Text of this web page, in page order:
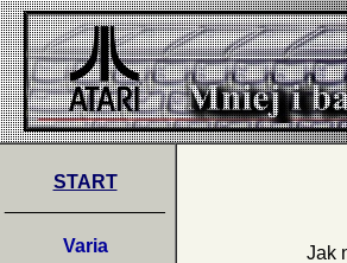
START
Varia Jak